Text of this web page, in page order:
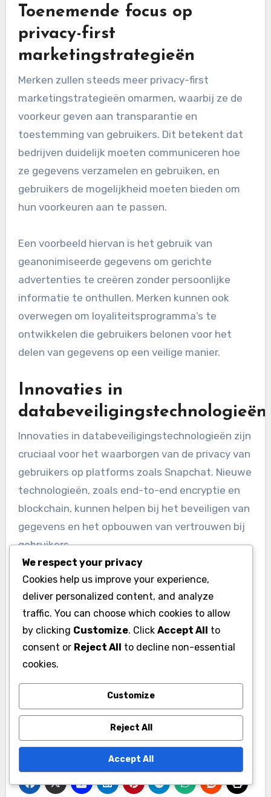
Toenemende focus op
privacy-first
marketingstrategieën
Merken zullen steeds meer privacy-first
marketingstrategieën omarmen, waarbij ze de
voorkeur geven aan transparantie en
toestemming van gebruikers. Dit betekent dat
bedrijven duidelijk moeten communiceren hoe
ze gegevens verzamelen en gebruiken, en
gebruikers de mogelijkheid moeten bieden om
hun voorkeuren aan te passen.
Een voorbeeld hiervan is het gebruik van
geanonimiseerde gegevens om gerichte
advertenties te creëren zonder persoonlijke
informatie te onthullen. Merken kunnen ook
overwegen om loyaliteitsprogramma’s te
ontwikkelen die gebruikers belonen voor het
delen van gegevens op een veilige manier.
Innovaties in
databeveiligingstechnologieën
Innovaties in databeveiligingstechnologieën zijn
cruciaal voor het waarborgen van de privacy van
gebruikers op platforms zoals Snapchat. Nieuwe
technologieën, zoals end-to-end encryptie en
blockchain, kunnen helpen bij het beveiligen van
gegevens en het opbouwen van vertrouwen bij
gebruikers.
Bedrijven moeten investeren in deze
technologieën en regelmatig hun
beveiligingsprotocollen updaten om te voldoen
aan de steeds strengere regelgeving rondom
gegevensbescherming, zoals de Algemene
Europa. Dit kan ook inhouden dat ze
samenwerken met externe beveiligingsexperts
om hun systemen te versterken.
We respect your privacy
Cookies help us improve your experience,
deliver personalized content, and analyze
traffic. You can choose which cookies to allow
by clicking Customize. Click Accept All to
consent or Reject All to decline non-essential
cookies.
Customize
Reject All
Accept All